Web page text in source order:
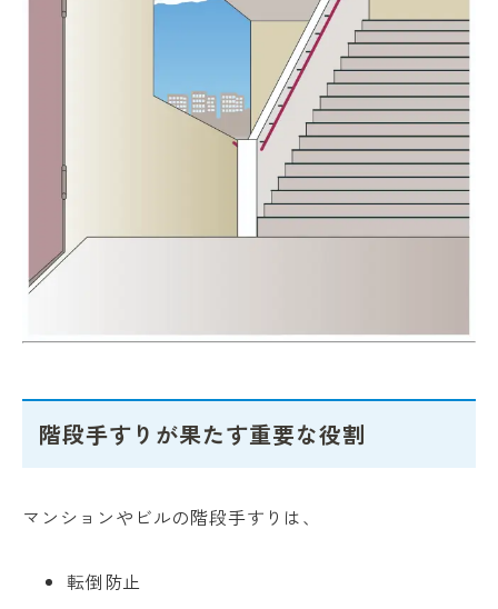
階段手すりが果たす重要な役割
マンションやビルの階段手すりは、
転倒防止